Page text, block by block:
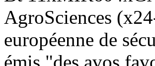
AgroSciences
européenne de
émis "des avos